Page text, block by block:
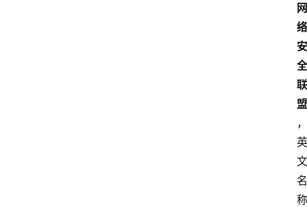
网
络
安
全
联
盟
，
英
文
名
称